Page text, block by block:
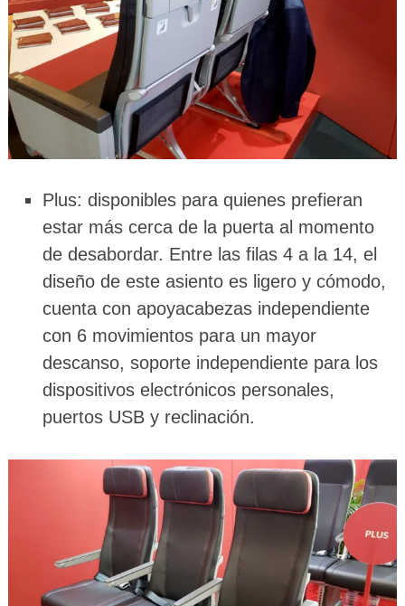
Plus: disponibles para quienes prefieran
estar más cerca de la puerta al momento
de desabordar. Entre las filas 4 a la 14, el
diseño de este asiento es ligero y cómodo,
cuenta con apoyacabezas independiente
con 6 movimientos para un mayor
descanso, soporte independiente para los
dispositivos electrónicos personales,
puertos USB y reclinación.